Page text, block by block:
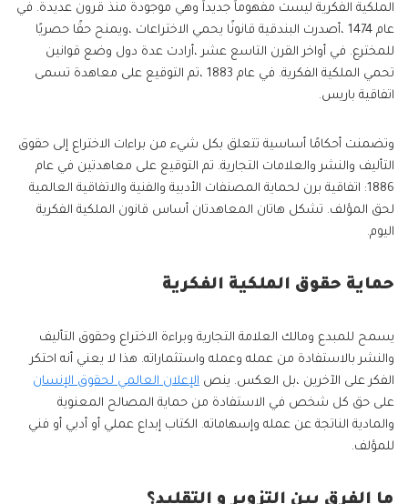
الملكية الفكرية ليست مفهوماً جديداً وهي موجودة منذ قرون عديدة. في
عام 1474 ،أصدرت البندقية قانونًا يحمي الاختراعات ،ويمنح حقًا حصريًا
للمخترع. في أواخر القرن التاسع عشر ،أرادت عدة دول وضع قوانين
تحمي الملكية الفكرية. في عام 1883 ،تم التوقيع على معاهدة تسمى
اتفاقية باريس.
وتضمنت أحكامًا أساسية تتعلق بكل شيء من براءات الاختراع إلى حقوق
التأليف والنشر والعلامات التجارية. تم التوقيع على معاهدتين في عام
1886: اتفاقية برن لحماية المصنفات الأدبية والفنية والاتفاقية العالمية
لحق المؤلف. تشكل هاتان المعاهدتان أساس قانون الملكية الفكرية
اليوم.
حماية حقوق الملكية الفكرية
يسمح للمبدع ومالك العلامة التجارية وبراءة الاختراع وحقوق التأليف
والنشر بالاستفادة من عمله وعمله واستثماراته. هذا لا يعني أنه احتكر
الفكر على الآخرين ،بل العكس. ينص الإعلان العالمي لحقوق الإنسان
على حق كل شخص في الاستفادة من حماية المصالح المعنوية
والمادية الناتجة عن عمله وإسهاماته. الكتاب إبداع عملي أو أدبي أو فني
للمؤلف.
ما الفرق بين التزوير و التقليد؟